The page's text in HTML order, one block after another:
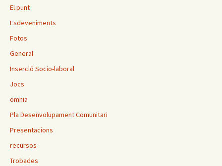
El punt
Esdeveniments
Fotos
General
Inserció Socio-laboral
Jocs
omnia
Pla Desenvolupament Comunitari
Presentacions
recursos
Trobades